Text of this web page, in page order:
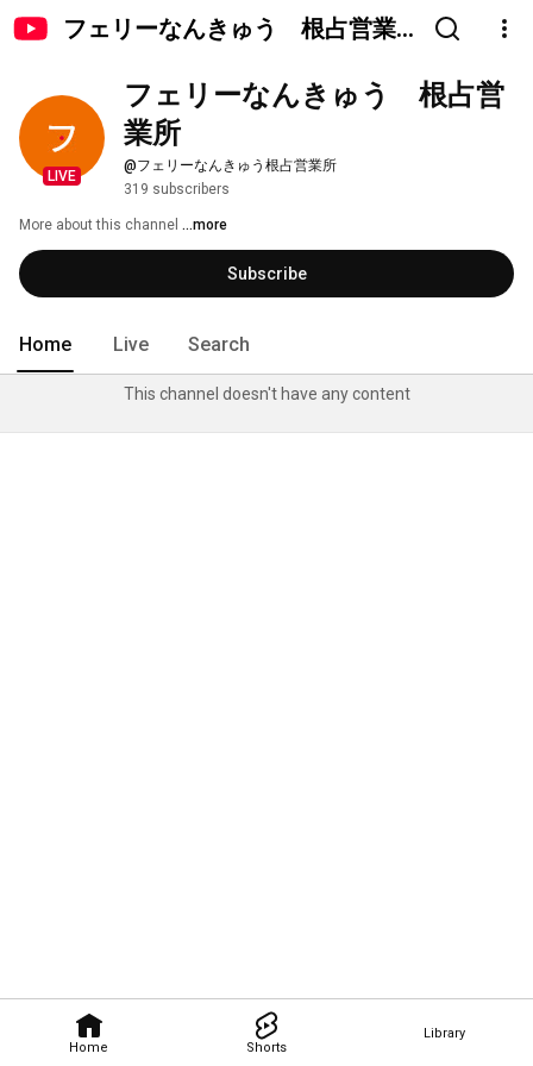
フェリーなんきゅう 根占営業
Home Shorts
Library
LIVE
フェリーなんきゅう　根占営
業所
@フェリーなんきゅう根占営業所
319 subscribers
More about this channel ...more
Subscribe
Home Live Search
This channel doesn't have any content